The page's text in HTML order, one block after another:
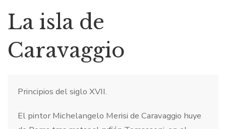
La isla de
Caravaggio
Principios del siglo XVII.
El pintor Michelangelo Merisi de Caravaggio huye